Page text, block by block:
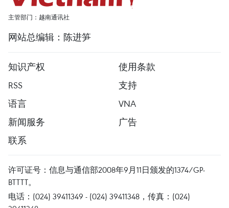
主管部门：越南通讯社
网站总编辑：陈进笋
知识产权
使用条款
RSS
支持
语言
VNA
新闻服务
广告
联系
许可证号：信息与通信部2008年9月11日颁发的1374/GP-
BTTTT。
电话：(024) 39411349 - (024) 39411348，传真：(024)